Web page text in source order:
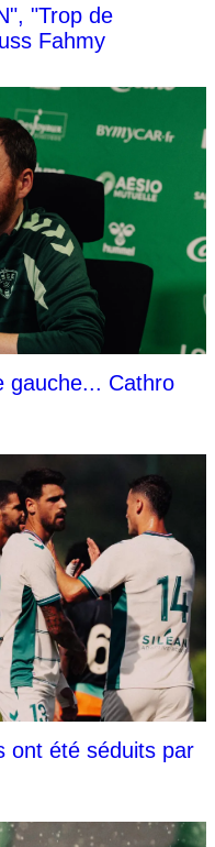
"Trop de
Fahmy
gauche... Cathro
ont été séduits par